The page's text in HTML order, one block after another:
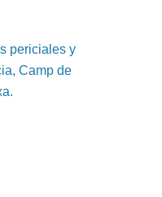
periciales y
Camp de